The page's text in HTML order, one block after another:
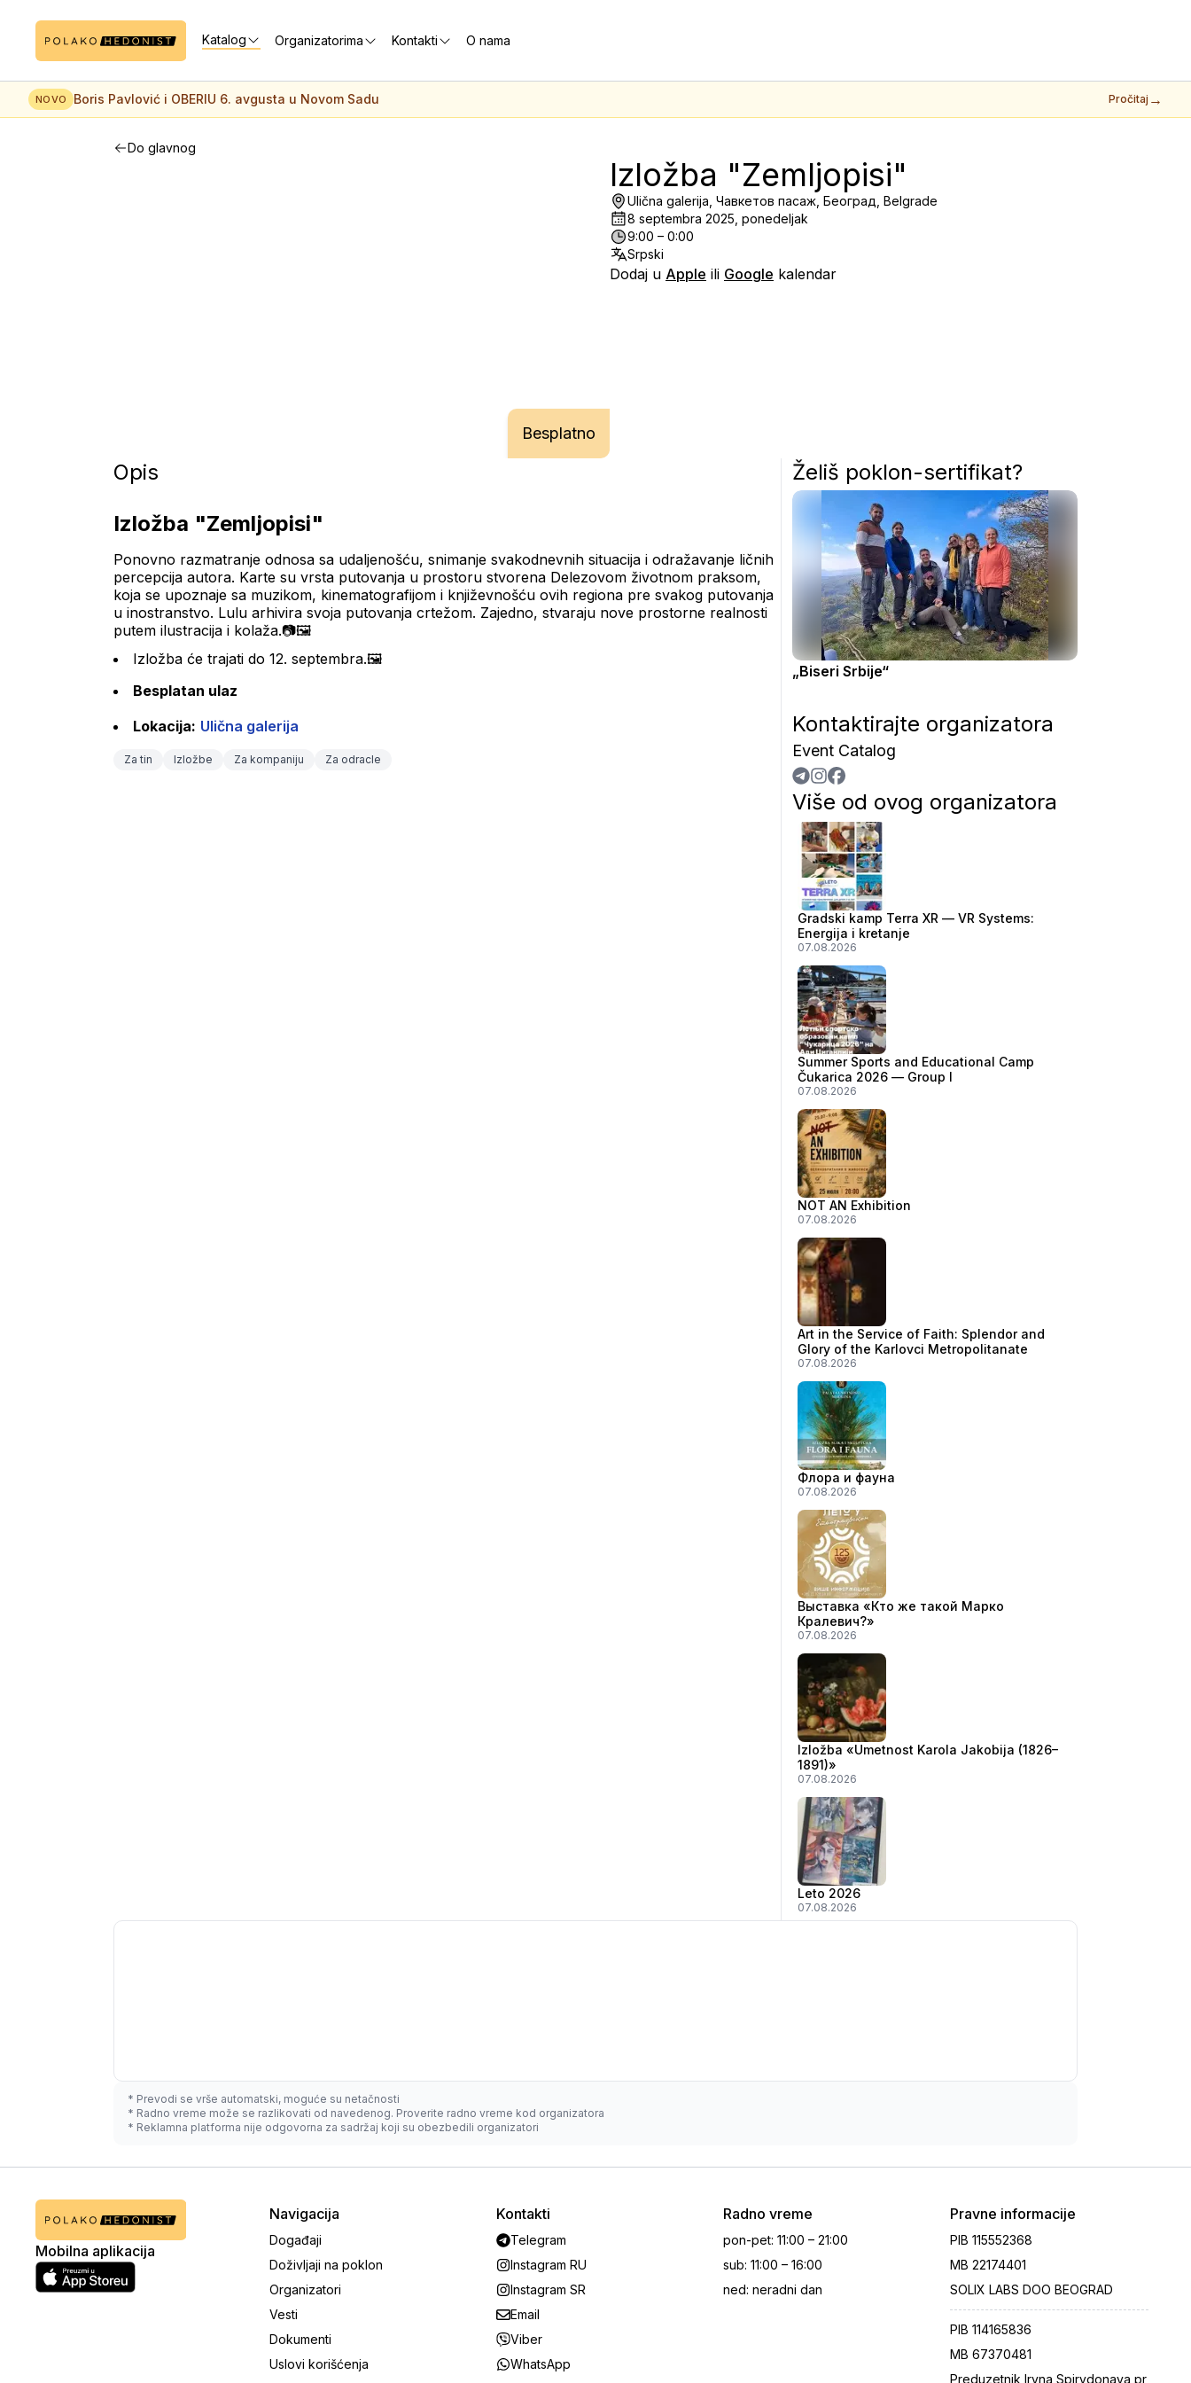
Katalog Organizatorima Kontakti O nama
NOVO Boris Pavlović i OBERIU 6. avgusta u Novom Sadu Pročitaj →
Do glavnog
Besplatno
Izložba "Zemljopisi"
Ulična galerija, Чавкетов пасаж, Београд, Belgrade
8 septembra 2025, ponedeljak
9:00 – 0:00
Srpski
Dodaj u Apple ili Google kalendar
Opis
Izložba "Zemljopisi"
Ponovno razmatranje odnosa sa udaljenošću, snimanje svakodnevnih situacija i odražavanje ličnih
percepcija autora. Karte su vrsta putovanja u prostoru stvorena Delezovom životnom praksom,
koja se upoznaje sa muzikom, kinematografijom i književnošću ovih regiona pre svakog putovanja
u inostranstvo. Lulu arhivira svoja putovanja crtežom. Zajedno, stvaraju nove prostorne realnosti
putem ilustracija i kolaža.📷🖼
Izložba će trajati do 12. septembra.🖼
Besplatan ulaz
Lokacija: Ulična galerija
Za tin Izložbe Za kompaniju Za odracle
Želiš poklon-sertifikat?
„Biseri Srbije“
Kontaktirajte organizatora
Event Catalog
Više od ovog organizatora
Gradski kamp Terra XR — VR Systems:
Energija i kretanje
07.08.2026
Summer Sports and Educational Camp
Čukarica 2026 — Group I
07.08.2026
NOT AN Exhibition
07.08.2026
Art in the Service of Faith: Splendor and
Glory of the Karlovci Metropolitanate
07.08.2026
Флора и фауна
07.08.2026
Выставка «Кто же такой Марко
Кралевич?»
07.08.2026
Izložba «Umetnost Karola Jakobija (1826–
1891)»
07.08.2026
Leto 2026
07.08.2026
* Prevodi se vrše automatski, moguće su netačnosti
* Radno vreme može se razlikovati od navedenog. Proverite radno vreme kod organizatora
* Reklamna platforma nije odgovorna za sadržaj koji su obezbedili organizatori
Mobilna aplikacija
Navigacija
Događaji
Doživljaji na poklon
Organizatori
Vesti
Dokumenti
Uslovi korišćenja
Kontakti
Telegram
Instagram RU
Instagram SR
Email
Viber
WhatsApp
Radno vreme
pon-pet: 11:00 – 21:00
sub: 11:00 – 16:00
ned: neradni dan
Pravne informacije
PIB 115552368
MB 22174401
SOLIX LABS DOO BEOGRAD
PIB 114165836
MB 67370481
Preduzetnik Iryna Spirydonava pr